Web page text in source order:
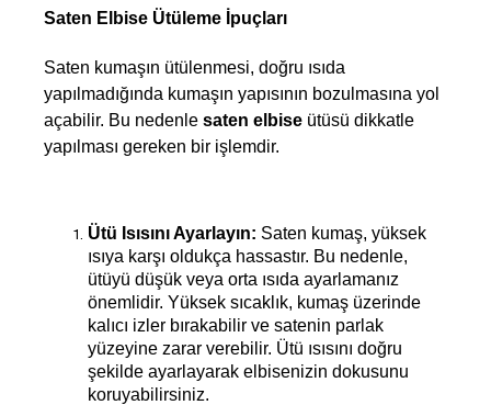
Saten Elbise Ütüleme İpuçları
Saten kumaşın ütülenmesi, doğru ısıda
yapılmadığında kumaşın yapısının bozulmasına yol
açabilir. Bu nedenle saten elbise ütüsü dikkatle
yapılması gereken bir işlemdir.
Ütü Isısını Ayarlayın: Saten kumaş, yüksek
ısıya karşı oldukça hassastır. Bu nedenle,
ütüyü düşük veya orta ısıda ayarlamanız
önemlidir. Yüksek sıcaklık, kumaş üzerinde
kalıcı izler bırakabilir ve satenin parlak
yüzeyine zarar verebilir. Ütü ısısını doğru
şekilde ayarlayarak elbisenizin dokusunu
koruyabilirsiniz.